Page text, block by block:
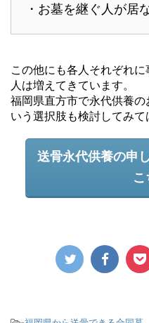
・お墓を継ぐ人が居
この他にも各人それぞれ
人は増えてきています。
福岡県直方市で永代供養
いう選択肢も検討してみて
送骨永代供養の申
こ